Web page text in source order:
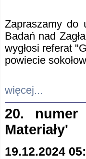
Zapraszamy do
Badań nad
wygłosi referat
powiecie
więcej...
20. numer
Materiały'
19.12.2024